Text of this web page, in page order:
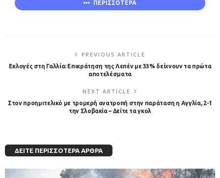
ΠΕΡΙΣΣΟΤΕΡΑ
PREVIOUS ARTICLE
Εκλογές στη Γαλλία: Επικράτηση της Λεπέν με 33% δείχνουν τα πρώτα
αποτελέσματα
NEXT ARTICLE
Στον προημιτελικό με τρομερή ανατροπή στην παράταση η Αγγλία, 2-1
την Σλοβακία – Δείτε τα γκολ
ΔΕΊΤΕ ΠΕΡΙΣΣΌΤΕΡΑ ΆΡΘΡΑ